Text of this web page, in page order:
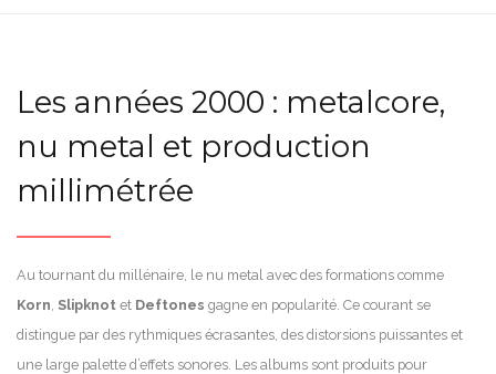
Les années 2000 : metalcore,
nu metal et production
millimétrée
Au tournant du millénaire, le nu metal avec des formations comme
Korn Slipknot et Deftones gagne en popularité. Ce courant se
distingue par des rythmiques écrasantes, des distorsions puissantes et
une large palette d’effets sonores. Les albums sont produits pour